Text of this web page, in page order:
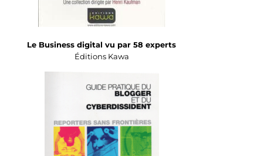
Le Business digital vu par 58 experts
Éditions Kawa